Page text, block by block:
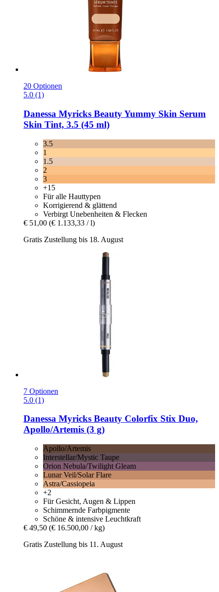
20 Optionen
5.0 (1)
Danessa Myricks BeautyYummy Skin Serum
Skin Tint, 3.5 (45 ml)
3.5
1
1.5
2
3
+15
Für alle Hauttypen
Korrigierend & glättend
Verbirgt Unebenheiten & Flecken
€ 51,00 (€ 1.133,33 / l)
Gratis Zustellung bis 18. August
7 Optionen
5.0 (1)
Danessa Myricks Beauty Colorfix Stix Duo,
Apollo/Artemis (3 g)
Apollo/Artemis
Interstellar/Mystic Taupe
Orion Nebula/Twilight Gleam
Lunar Veil/Solar Flare
Astra/Cassiopeia
+2
Für Gesicht, Augen & Lippen
Schimmernde Farbpigmente
Schöne & intensive Leuchtkraft
€ 49,50 (€ 16.500,00 / kg)
Gratis Zustellung bis 11. August